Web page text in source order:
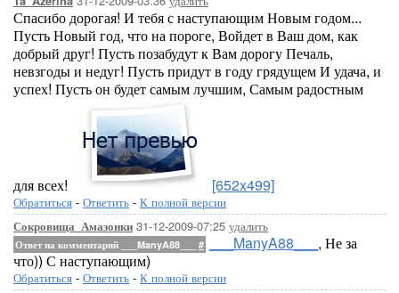
Спасибо дорогая! И тебя с наступающим Новым годом...
Пусть Новый год, что на пороге, Войдет в Ваш дом, как
добрый друг! Пусть позабудут к Вам дорогу Печаль,
невзгоды и недуг! Пусть придут в году грядущем И удача, и
успех! Пусть он будет самым лучшим, Самым радостным
для всех! [652x499]
Обратиться - Ответить - К полной версии
Сокровища_Амазонки 31-12-2009-07:25 удалить
Ответ на комментарий ___ManyA88___ # ___ManyA88___ , Не за
что)) С наступающим)
Обратиться - Ответить - К полной версии